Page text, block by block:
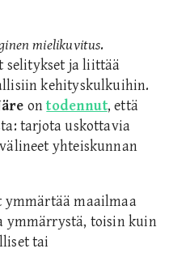
mielikuvitus.
selitykset ja liittää
kehityskulkuihin.
ontodennut, että
tarjota uskottavia
yhteiskunnan
ymmärtää maailmaa
ymmärrystä, toisin kuin
tai